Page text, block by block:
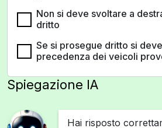
Non si deve svoltare a
dritto
Se si prosegue dritto si
precedenza dei veicoli
Spiegazione IA
Hai risposto